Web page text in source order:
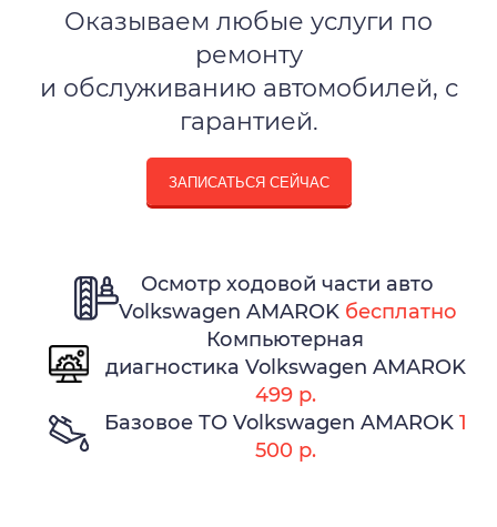
Оказываем любые услуги по
ремонту
и обслуживанию автомобилей, с
гарантией.
ЗАПИСАТЬСЯ СЕЙЧАС
Осмотр ходовой части авто
Volkswagen AMAROK бесплатно
Компьютерная
диагностика Volkswagen AMAROK
499 р.
Базовое ТО Volkswagen AMAROK 1
500 р.